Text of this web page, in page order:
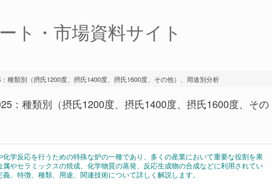
ト・市場資料サイト
種類別（摂氏1200度、摂氏1400度、摂氏1600度、その他）、用途別分析
：種類別（摂氏1200度、摂氏1400度、摂氏1600度、その
学反応を行うための特殊な炉の一種であり、多くの産業において重要な役割を果
やセラミックスの焼成、化学物質の蒸発、反応生成物の合成などに利用されてい
、特徴、種類、用途、関連技術について詳しく解説します。